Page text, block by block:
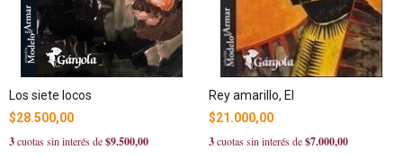
Los siete locos
$28.500,00
3cuotas sin interés de$9.500,00
Rey amarillo, El
$21.000,00
3cuotas sin interés de$7.000,00